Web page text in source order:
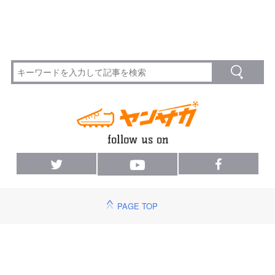
PAGE TOP